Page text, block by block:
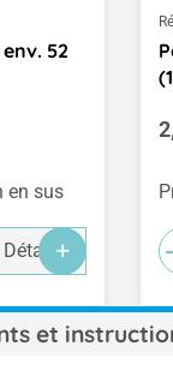
52
en sus
Détails
et